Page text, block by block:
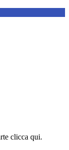
clicca qui.